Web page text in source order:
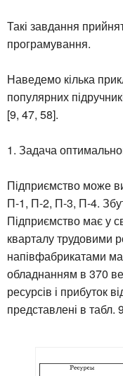
Такі завдання
програмування.
Наведемо кілька
популярних
[9, 47, 58].
1. Задача
Підприємство може
П-1, П-2, П-3, П-4. Збут
Підприємство має у
кварталу трудовими
напівфабрикатами
обладнанням в 370
ресурсів і прибуток
представлені в табл.